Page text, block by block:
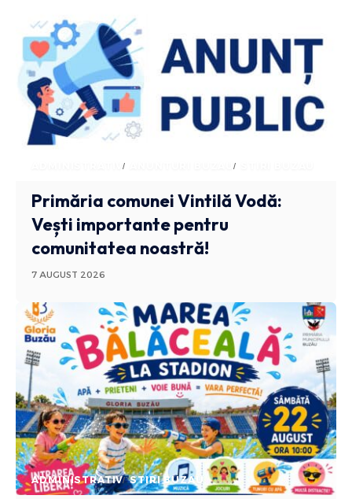
ADMINISTRATIV ANUNTURI BUZAU
Primăria comunei Vintilă Vodă:
Vești importante pentru
comunitatea noastră!
7 AUGUST 2026
ADMINISTRATIV STIRI BUZAU